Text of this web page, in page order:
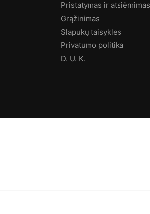
Pristatymas ir atsiėmimas
Grąžinimas
Slapukų taisykles
Privatumo politika
D. U. K.